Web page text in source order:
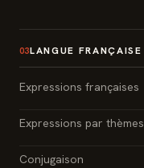
03LANGUE FRANÇAISE
Expressions françaises
Expressions par thèmes
Conjugaison